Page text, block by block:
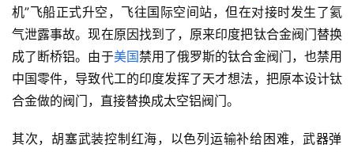
机”飞船正式升空，飞往国际空间站，但在对接时发生了氦
气泄露事故。现在原因找到了，原来印度把钛合金阀门替换
成了断桥铝。由于美国禁用了俄罗斯的钛合金阀门，也禁用
中国零件，导致代工的印度发挥了天才想法，把原本设计钛
合金做的阀门，直接替换成太空铝阀门。
其次，胡塞武装控制红海，以色列运输补给困难，武器弹